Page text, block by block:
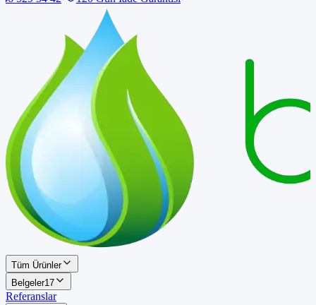
Tüm Ürünler
Belgeler17
Referanslar